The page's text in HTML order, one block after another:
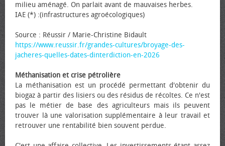
milieu aménagé. On parlait avant de mauvaises herbes.
IAE (*) :(infrastructures agroécologiques)
Source : Réussir / Marie-Christine Bidault
https://www.reussir.fr/grandes-cultures/broyage-des-
jacheres-quelles-dates-dinterdiction-en-2026
Méthanisation et crise pétrolière
La méthanisation est un procédé permettant d'obtenir du
biogaz à partir des lisiers ou des résidus de récoltes. Ce n'est
pas le métier de base des agriculteurs mais ils peuvent
trouver là une valorisation supplémentaire à leur travail et
retrouver une rentabilité bien souvent perdue.